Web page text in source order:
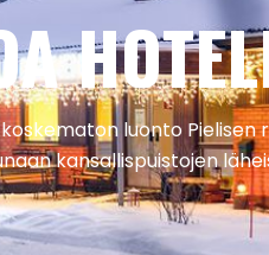
luonto Pielisen
kansallispuistojen